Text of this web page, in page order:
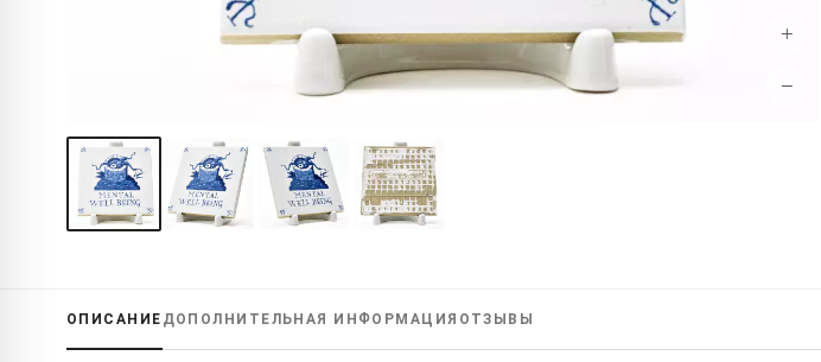
+
−
ОПИСАНИЕ ДОПОЛНИТЕЛЬНАЯ ИНФОРМАЦИЯ ОТЗЫВЫ